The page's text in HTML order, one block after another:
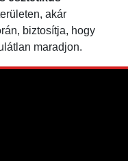
akár
biztosítja, hogy
maradjon.